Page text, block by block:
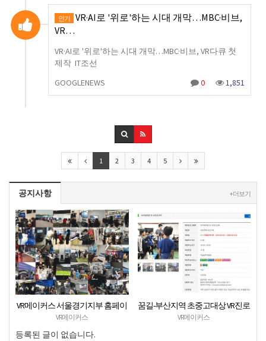
인기
VR·AI로 '위로'하는 시대 개막…MBC·비브,
VR…
VR·AI로 '위로'하는 시대 개막…MBC·비브, VR다큐 첫
제작 IT조선
GOOGLENEWS
0 1,851
1 2 3 4 5
공지사항 + 더보기
VR메이커스 서울경기지부 홈페이
지 오픈
VR메이커스
꿈길-부산지역 초중고대상 VR진로
직업체험 + VR안전교육 프로그램
VR메이커스
등록된 글이 없습니다.